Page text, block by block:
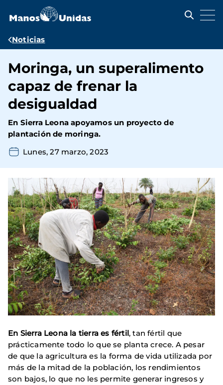
contenido
Ruta
navegación
Noticias
Moringa, un superalimento
capaz de frenar la
desigualdad
En Sierra Leona apoyamos un proyecto de
plantación de moringa.
Lunes, 27 marzo, 2023
En Sierra Leona la tierra es fértil, tan fértil que
prácticamente todo lo que se planta crece. A pesar
de que la agricultura es la forma de vida utilizada por
más de la mitad de la población, los rendimientos
son bajos, lo que no les permite generar ingresos y